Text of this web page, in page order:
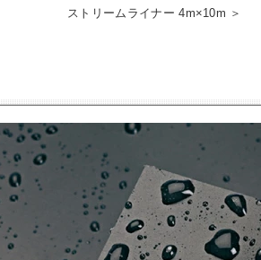
ストリームライナー 4m×10m ＞